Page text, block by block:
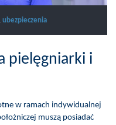
, ubezpieczenia
pielęgniarki i
w ramach indywidualnej
muszą posiadać